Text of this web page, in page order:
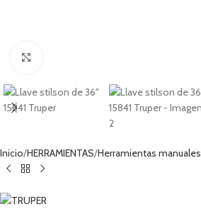
Inicio HERRAMIENTAS Herramientas manuales